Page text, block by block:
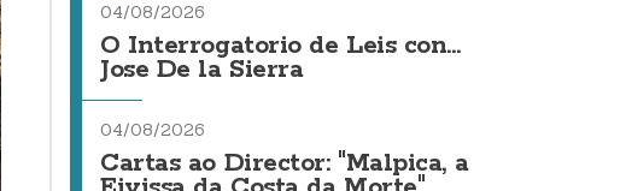
04/08/2026
O Interrogatorio de Leis con...
Jose De la Sierra
04/08/2026
Cartas ao Director: "Malpica, a